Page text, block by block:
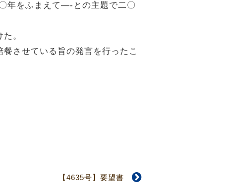
年をふまえて―-との主題で二〇
。
させている旨の発言を行ったこ
【4635号】要望書